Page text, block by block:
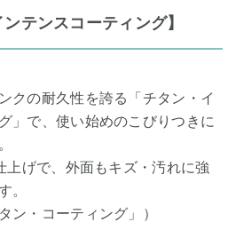
ンテンスコーティング】
クの耐久性を誇る「チタン・イ
」で、使い始めのこびりつきに
上げで、外面もキズ・汚れに強
。
ン・コーティング」）